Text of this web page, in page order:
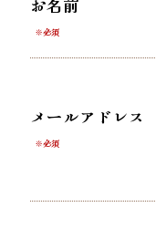
お名前
※必須
メールアドレス
※必須